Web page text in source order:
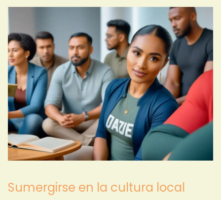
Sumergirse en la cultura local